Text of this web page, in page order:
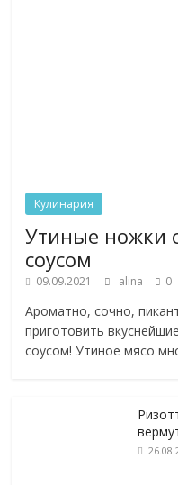
Кулинария
Утиные ножки
соусом
09.09.2021 alina 0
Ароматно, сочно,
приготовить
соусом! Утиное мясо